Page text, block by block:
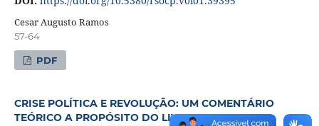
Cesar Augusto Ramos
57-64
PDF
CRISE POLÍTICA E REVOLUÇÃO: UM COMENTÁRIO
TEÓRICO A PROPÓSITO DO LIVRO 1789: O